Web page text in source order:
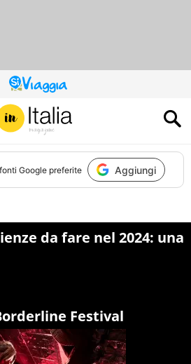
QUESTO
SITO
CONTRIBUISCE
ALL’AUDIENCE
DI
Google preferite Aggiungi
da fare nel 2024: una
Festival